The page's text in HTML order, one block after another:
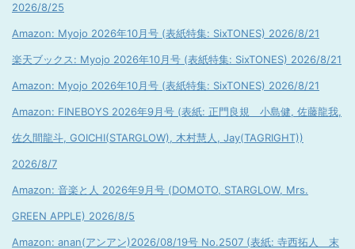
2026/8/25
Amazon: Myojo 2026年10月号 (表紙特集: SixTONES) 2026/8/21
楽天ブックス: Myojo 2026年10月号 (表紙特集: SixTONES) 2026/8/21
Amazon: Myojo 2026年10月号 (表紙特集: SixTONES) 2026/8/21
Amazon: FINEBOYS 2026年9月号 (表紙: 正門良規 小島健, 佐藤龍我,
佐久間龍斗, GOICHI(STARGLOW), 木村慧人, Jay(TAGRIGHT))
2026/8/7
Amazon: 音楽と人 2026年9月号 (DOMOTO, STARGLOW, Mrs.
GREEN APPLE) 2026/8/5
Amazon: anan(アンアン)2026/08/19号 No.2507 (表紙: 寺西拓人 末